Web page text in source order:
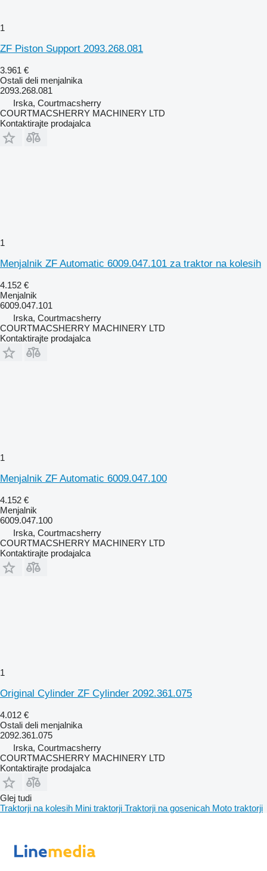
1
ZF Piston Support 2093.268.081
3.961 €
Ostali deli menjalnika
2093.268.081
Irska, Courtmacsherry
COURTMACSHERRY MACHINERY LTD
Kontaktirajte prodajalca
1
Menjalnik ZF Automatic 6009.047.101 za traktor na kolesih
4.152 €
Menjalnik
6009.047.101
Irska, Courtmacsherry
COURTMACSHERRY MACHINERY LTD
Kontaktirajte prodajalca
1
Menjalnik ZF Automatic 6009.047.100
4.152 €
Menjalnik
6009.047.100
Irska, Courtmacsherry
COURTMACSHERRY MACHINERY LTD
Kontaktirajte prodajalca
1
Original Cylinder ZF Cylinder 2092.361.075
4.012 €
Ostali deli menjalnika
2092.361.075
Irska, Courtmacsherry
COURTMACSHERRY MACHINERY LTD
Kontaktirajte prodajalca
Glej tudi
Traktorji na kolesih Mini traktorji Traktorji na gosenicah Moto traktorji